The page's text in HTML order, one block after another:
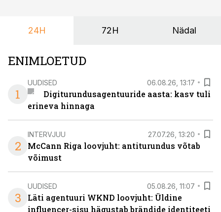
nendele vajadustele vastanud uuendusega, mis pakub
24H 72H Nädal
ENIMLOETUD
1
UUDISED 06.08.26, 13:17
Digiturundusagentuuride aasta: kasv tuli
erineva hinnaga
2
INTERVJUU 27.07.26, 13:20
McCann Riga loovjuht: antiturundus võtab
võimust
3
UUDISED 05.08.26, 11:07
Läti agentuuri WKND loovjuht: Üldine
influencer-sisu hägustab brändide identiteeti